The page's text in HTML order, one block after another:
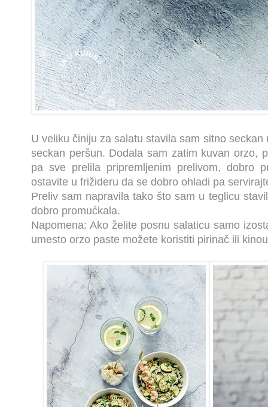
U veliku činiju za salatu stavila sam sitno
seckan peršun. Dodala sam zatim kuvan orzo,
pa sve prelila pripremljenim prelivom, dobro
ostavite u frižideru da se dobro ohladi pa
Preliv sam napravila tako što sam u teglicu
dobro promućkala.
Napomena: Ako želite posnu salaticu samo
umesto orzo paste možete koristiti pirinač ili